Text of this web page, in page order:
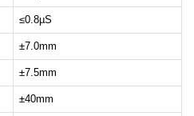
≤0.8µS
±7.0mm
±7.5mm
±40mm